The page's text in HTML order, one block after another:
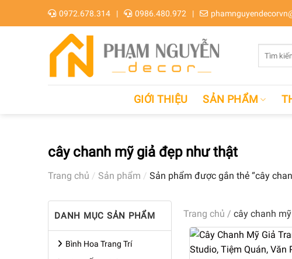
0972.678.314 0986.480.972
Tìm
kiếm:
GIỚI THIỆU SẢN PHẨM
cây chanh mỹ giả đẹp như thật
Trang chủ / Sản phẩm / Sản phẩm được gắn thẻ “cây
DANH MỤC SẢN PHẨM
Bình Hoa Trang Trí
Trang chủ / cây chanh